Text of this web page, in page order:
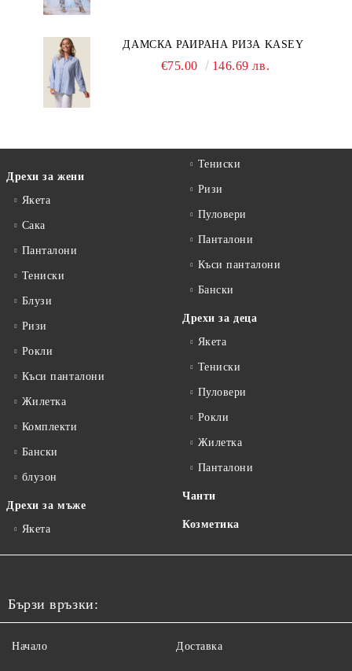
ДАМСКА РАИРАНА РИЗА KASEY
€75.00 146.69 лв.
Дрехи за жени
Якета
Сакa
Панталони
Тениски
Блузи
Ризи
Рокли
Къси панталони
Жилетка
Комплекти
Бански
блузон
Дрехи за мъже
Якета
Тениски
Ризи
Пуловери
Панталони
Къси панталони
Бански
Дрехи за деца
Якета
Тениски
Пуловери
Рокли
Жилетка
Панталони
Чанти
Козметика
Бързи връзки:
Начало Доставка